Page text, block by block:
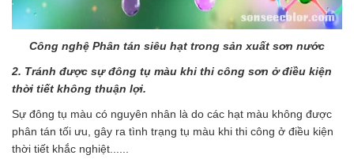
Công nghệ Phân tán siêu hạt trong sản xuất sơn nước
2. Tránh được sự đông tụ màu khi thi công sơn ở điều kiện
thời tiết không thuận lợi.
Sự đông tụ màu có nguyên nhân là do các hạt màu không được
phân tán tối ưu, gây ra tình trạng tụ màu khi thi công ở điều kiện
thời tiết khắc nghiệt......